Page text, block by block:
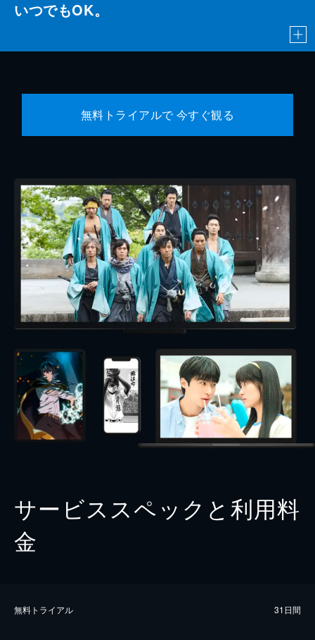
いつでもOK。
無料トライアルで 今すぐ観る
サービススペックと利用料
金
無料トライアル 31日間